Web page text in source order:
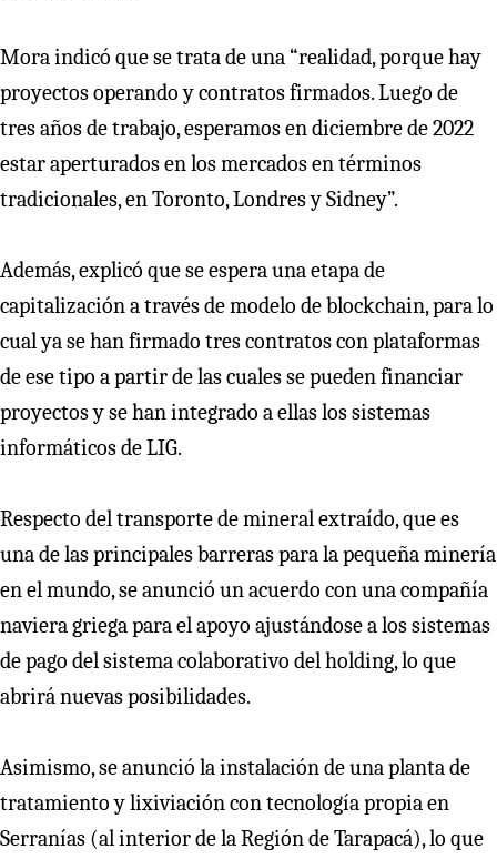
Mora indicó que se trata de una “realidad, porque hay
proyectos operando y contratos firmados. Luego de
tres años de trabajo, esperamos en diciembre de 2022
estar aperturados en los mercados en términos
tradicionales, en Toronto, Londres y Sidney”.
Además, explicó que se espera una etapa de
capitalización a través de modelo de blockchain, para lo
cual ya se han firmado tres contratos con plataformas
de ese tipo a partir de las cuales se pueden financiar
proyectos y se han integrado a ellas los sistemas
informáticos de LIG.
Respecto del transporte de mineral extraído, que es
una de las principales barreras para la pequeña minería
en el mundo, se anunció un acuerdo con una compañía
naviera griega para el apoyo ajustándose a los sistemas
de pago del sistema colaborativo del holding, lo que
abrirá nuevas posibilidades.
Asimismo, se anunció la instalación de una planta de
tratamiento y lixiviación con tecnología propia en
Serranías (al interior de la Región de Tarapacá), lo que